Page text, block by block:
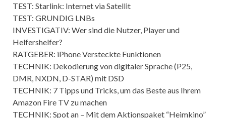
TEST: Starlink: Internet via Satellit
TEST: GRUNDIG LNBs
INVESTIGATIV: Wer sind die Nutzer, Player und
Helfershelfer?
RATGEBER: iPhone Versteckte Funktionen
TECHNIK: Dekodierung von digitaler Sprache (P25,
DMR, NXDN, D-STAR) mit DSD
TECHNIK: 7 Tipps und Tricks, um das Beste aus Ihrem
Amazon Fire TV zu machen
TECHNIK: Spot an – Mit dem Aktionspaket “Heimkino”